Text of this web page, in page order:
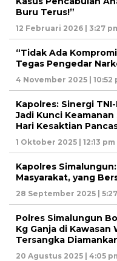
Buru Terus!”
12 Februari 2026 | 3:27
“Tidak Ada
Tegas Pengedar
4 November 2025 | 10:52
Kapolres: Sinergi
Jadi Kunci
Hari Kesaktian
1 Oktober 2025 | 12:13 pm
Kapolres
Masyarakat, yang
28 September 2025 |
Polres Simalungun
Kg Ganja di Kawasan
Tersangka
20 Agustus 2025 | 4:05